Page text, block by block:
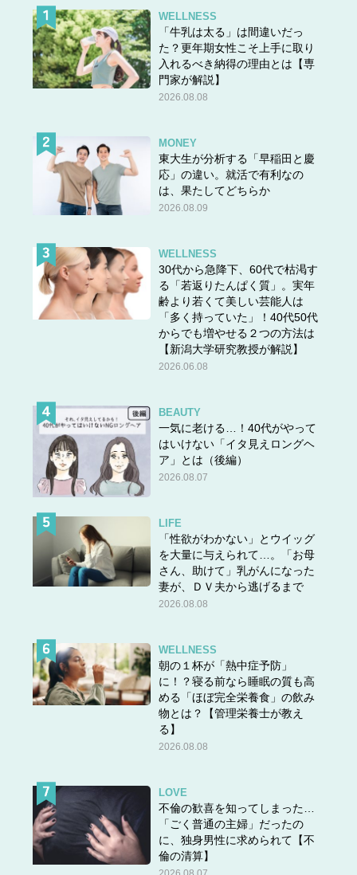
WELLNESS
「牛乳は太る」は間違いだっ
た？更年期女性こそ上手に取り
入れるべき納得の理由とは【専
門家が解説】
2026.08.08
MONEY
東大生が分析する「早稲田と慶
応」の違い。就活で有利なの
は、果たしてどちらか
2026.08.09
WELLNESS
30代から急降下、60代で枯渇す
る「若返りたんぱく質」。実年
齢より若くて美しい芸能人は
「多く持っていた」！40代50代
からでも増やせる２つの方法は
【新潟大学研究教授が解説】
2026.06.08
BEAUTY
一気に老ける…！40代がやって
はいけない「イタ見えロングヘ
ア」とは（後編）
2026.08.07
LIFE
「性欲がわかない」とウイッグ
を大量に与えられて…。「お母
さん、助けて」乳がんになった
妻が、ＤＶ夫から逃げるまで
2026.08.08
WELLNESS
朝の１杯が「熱中症予防」
に！？寝る前なら睡眠の質も高
める「ほぼ完全栄養食」の飲み
物とは？【管理栄養士が教え
る】
2026.08.08
LOVE
不倫の歓喜を知ってしまった…
「ごく普通の主婦」だったの
に、独身男性に求められて【不
倫の清算】